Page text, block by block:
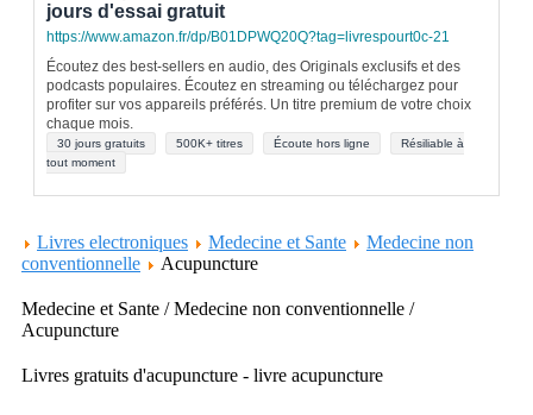
jours d'essai gratuit
https://www.amazon.fr/dp/B01DPWQ20Q?tag=livrespourt0c-21
Écoutez des best-sellers en audio, des Originals exclusifs et des
podcasts populaires. Écoutez en streaming ou téléchargez pour
profiter sur vos appareils préférés. Un titre premium de votre choix
chaque mois.
30 jours gratuits 500K+ titres Écoute hors ligne
Résiliable à
tout moment
Livres electroniques Medecine et Sante
Medecine non
conventionnelle
Acupuncture
Medecine et Sante / Medecine non conventionnelle /
Acupuncture
Livres gratuits d'acupuncture - livre acupuncture